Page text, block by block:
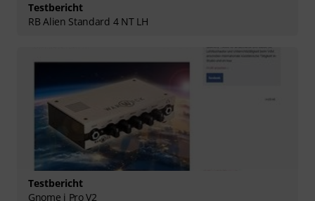
Testbericht
RB Alien Standard 4 NT LH
Testbericht
Gnome i Pro V2